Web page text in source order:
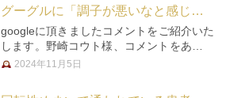
る」「気持ちが前向きになりました」…グーグルに「調子が悪いなと感じたら必ず頭の中に選択肢としてあげられる」とコメント頂きました！
googleに頂きましたコメントをご紹介いた
します。野崎コウト様、コメントをありが
とうございました！ ・・・・・・・・・
2024年11月5日